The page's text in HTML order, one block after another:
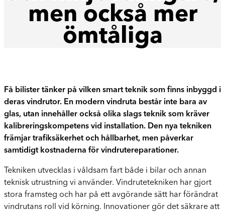
Skadebesiktning på verkstad
Boka tid här
Boka reparation av vindruta
Byte av vindruta
Boka byte av vindruta
men också mer
ömtåliga
Få bilister tänker på vilken smart teknik som finns inbyggd i
deras vindrutor. En modern vindruta består inte bara av
glas, utan innehåller också olika slags teknik som kräver
kalibreringskompetens vid installation. Den nya tekniken
främjar trafiksäkerhet och hållbarhet, men påverkar
samtidigt kostnaderna för vindrutereparationer.
Tekniken utvecklas i våldsam fart både i bilar och annan
teknisk utrustning vi använder. Vindrutetekniken har gjort
stora framsteg och har på ett avgörande sätt har förändrat
vindrutans roll vid körning. Innovationer gör det säkrare att